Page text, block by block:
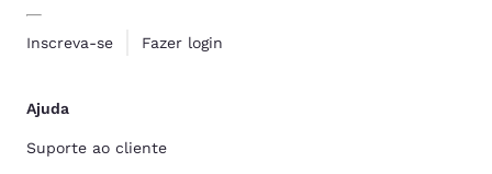
Inscreva-se Fazer login
Ajuda
Suporte ao cliente